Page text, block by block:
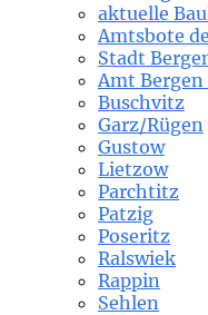
aktuelle
Amtsbote
Stadt
Amt Bergen
Buschvitz
Garz/Rügen
Gustow
Lietzow
Parchtitz
Patzig
Poseritz
Ralswiek
Rappin
Sehlen